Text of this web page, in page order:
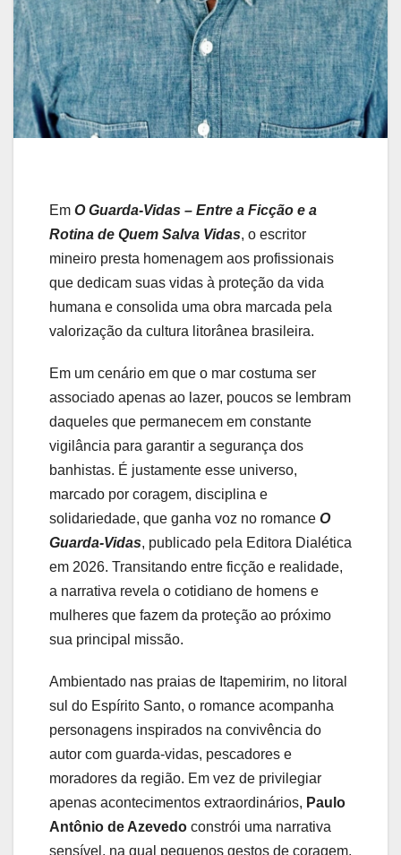
Em O Guarda-Vidas – Entre a Ficção e a
Rotina de Quem Salva Vidas, o escritor
mineiro presta homenagem aos profissionais
que dedicam suas vidas à proteção da vida
humana e consolida uma obra marcada pela
valorização da cultura litorânea brasileira.
Em um cenário em que o mar costuma ser
associado apenas ao lazer, poucos se lembram
daqueles que permanecem em constante
vigilância para garantir a segurança dos
banhistas. É justamente esse universo,
marcado por coragem, disciplina e
solidariedade, que ganha voz no romance O
Guarda-Vidas, publicado pela Editora Dialética
em 2026. Transitando entre ficção e realidade,
a narrativa revela o cotidiano de homens e
mulheres que fazem da proteção ao próximo
sua principal missão.
Ambientado nas praias de Itapemirim, no litoral
sul do Espírito Santo, o romance acompanha
personagens inspirados na convivência do
autor com guarda-vidas, pescadores e
moradores da região. Em vez de privilegiar
apenas acontecimentos extraordinários, Paulo
Antônio de Azevedo constrói uma narrativa
sensível, na qual pequenos gestos de coragem,